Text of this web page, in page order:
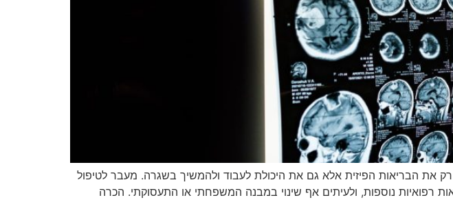
את הבריאות הפיזית אלא גם את היכולת לעבוד ולהמשיך בשגרה. מעבר לטיפול
רפואיות נוספות, ולעיתים אף שינוי במבנה המשפחתי או התעסוקתי. הכרה